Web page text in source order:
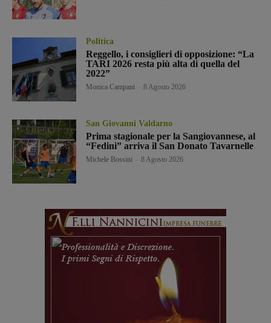
Politica
Reggello, i consiglieri di opposizione: “La
TARI 2026 resta più alta di quella del
2022”
Monica Campani 8 Agosto 2026
San Giovanni Valdarno
Prima stagionale per la Sangiovannese, al
“Fedini” arriva il San Donato Tavarnelle
Michele Bossini 8 Agosto 2026